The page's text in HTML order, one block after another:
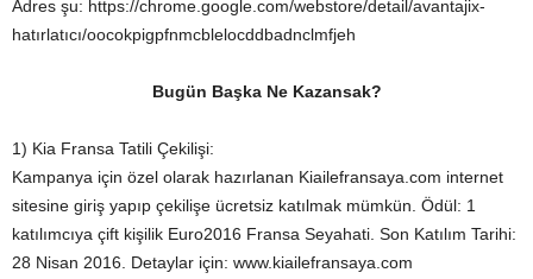
Adres şu: https://chrome.google.com/webstore/detail/avantajix-
hatırlatıcı/oocokpigpfnmcblelocddbadnclmfjeh
Bugün Başka Ne Kazansak?
1) Kia Fransa Tatili Çekilişi:
Kampanya için özel olarak hazırlanan Kiailefransaya.com internet
sitesine giriş yapıp çekilişe ücretsiz katılmak mümkün. Ödül: 1
katılımcıya çift kişilik Euro2016 Fransa Seyahati. Son Katılım Tarihi:
28 Nisan 2016. Detaylar için: www.kiailefransaya.com